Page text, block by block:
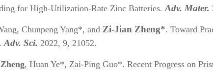
for High-Utilization-Rate Zinc Batteries.Adv. Mater.
Chunpeng Yang*, and Zi-Jian Zheng*. Toward
Adv. Sci. 2022, 9, 21052.
, Huan Ye*, Zai-Ping Guo*. Recent Progress on